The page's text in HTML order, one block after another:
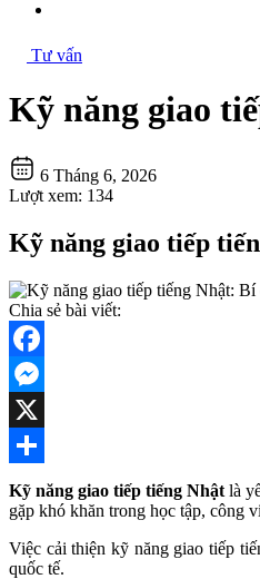
Tư vấn
Kỹ năng giao
6 Tháng 6, 2026
Lượt xem: 134
Kỹ năng giao tiếp
Chia sẻ bài viết:
Facebook
Messenger
X
Share
Kỹ năng giao tiếp tiếng Nhật là
gặp khó khăn trong học tập, công
Việc cải thiện kỹ năng giao tiếp
quốc tế.